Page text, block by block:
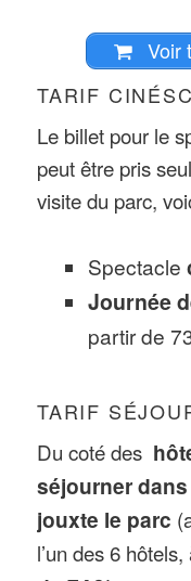
Voir
TARIF
Le billet pour le
peut être pris
visite du parc,
Spectacle
Journée
partir de
TARIF
Du coté des
séjourner
jouxte le parc
l’un des 6